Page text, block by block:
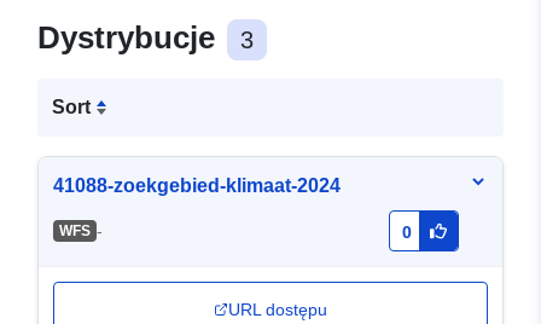
Dystrybucje 3
Sort
41088-zoekgebied-klimaat-2024
WFS - 0
URL dostępu